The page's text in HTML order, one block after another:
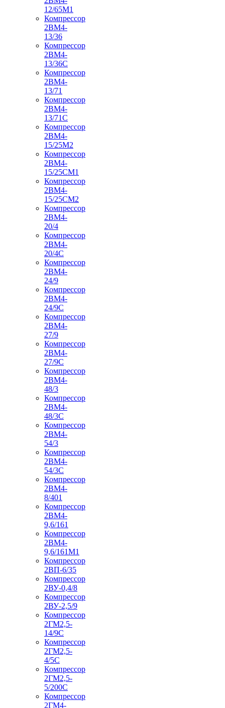
12/65М1
Компрессор
2ВМ4-
13/36
Компрессор
2ВМ4-
13/36С
Компрессор
2ВМ4-
13/71
Компрессор
2ВМ4-
13/71С
Компрессор
2ВМ4-
15/25М2
Компрессор
2ВМ4-
15/25СМ1
Компрессор
2ВМ4-
15/25СМ2
Компрессор
2ВМ4-
20/4
Компрессор
2ВМ4-
20/4С
Компрессор
2ВМ4-
24/9
Компрессор
2ВМ4-
24/9С
Компрессор
2ВМ4-
27/9
Компрессор
2ВМ4-
27/9С
Компрессор
2ВМ4-
48/3
Компрессор
2ВМ4-
48/3С
Компрессор
2ВМ4-
54/3
Компрессор
2ВМ4-
54/3С
Компрессор
2ВМ4-
8/401
Компрессор
2ВМ4-
9,6/161
Компрессор
2ВМ4-
9,6/161М1
Компрессор
2ВП-6/35
Компрессор
2ВУ-0,4/8
Компрессор
2ВУ-2,5/9
Компрессор
2ГМ2,5-
14/9С
Компрессор
2ГМ2,5-
4/5С
Компрессор
2ГМ2,5-
5/200С
Компрессор
2ГМ4-